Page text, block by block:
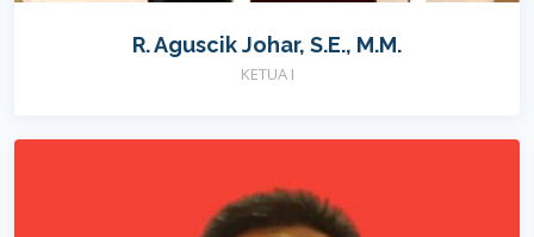
R. Aguscik Johar, S.E., M.M.
KETUA I